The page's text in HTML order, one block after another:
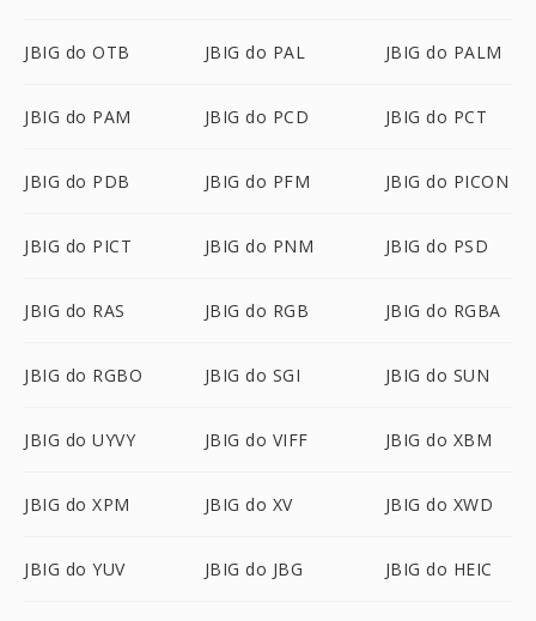
JBIG do OTB JBIG do PAL JBIG do PALM
JBIG do PAM JBIG do PCD JBIG do PCT
JBIG do PDB JBIG do PFM JBIG do PICON
JBIG do PICT JBIG do PNM JBIG do PSD
JBIG do RAS JBIG do RGB JBIG do RGBA
JBIG do RGBO JBIG do SGI JBIG do SUN
JBIG do UYVY JBIG do VIFF JBIG do XBM
JBIG do XPM JBIG do XV JBIG do XWD
JBIG do YUV JBIG do JBG JBIG do HEIC